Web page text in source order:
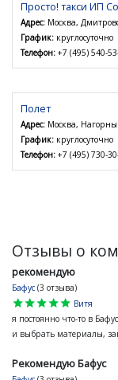
Просто! такси ИП
Адрес: Москва,
График: круглосуточно
Телефон: +7 (495) 540-
Полет
Адрес: Москва,
График: круглосуточно
Телефон: +7 (495) 730-
Отзывы о
рекомендую
Бафус (3 отзыва)
star
star
star
star
star
Витя
я постоянно что-то в
и выбрать материалы,
Рекомендую Бафус